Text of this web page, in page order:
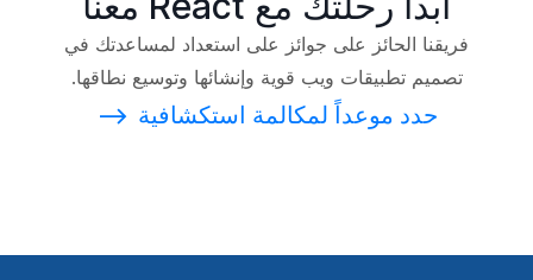
فريقنا الحائز على جوائز على استعداد لمساعدتك في
تصميم تطبيقات ويب قوية وإنشائها وتوسيع نطاقها.
حدد موعداً لمكالمة استكشافية ⟶